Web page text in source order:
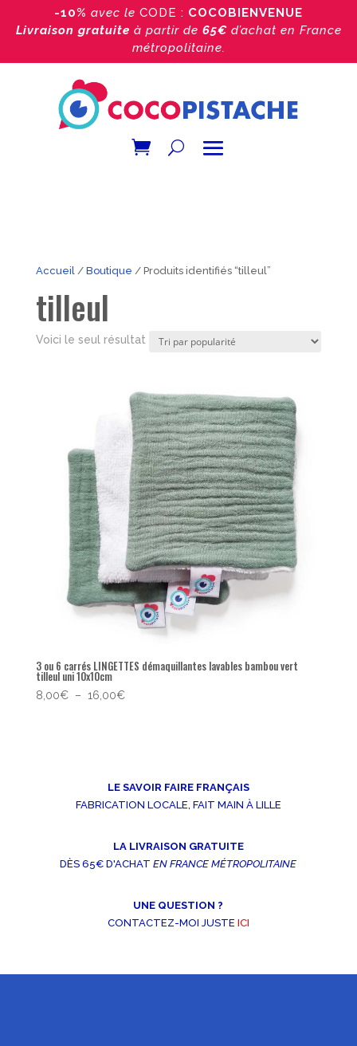
-10% avec le CODE : COCOBIENVENUE
Livraison gratuite à partir de 65€ d’achat en France
métropolitaine.
Accueil/ Boutique / Produits identifiés “tilleul”
tilleul
Voici le seul résultat
3 ou 6 carrés LINGETTES démaquillantes lavables bambou vert
tilleul uni 10x10cm
8,00€ – 16,00€Plage
16,00€
LE SAVOIR FAIRE FRANÇAIS
FABRICATION LOCALE, FAIT MAIN À LILLE
LA LIVRAISON GRATUITE
DÈS 65€ D'ACHATEN FRANCE MÉTROPOLITAINE
UNE QUESTION ?
CONTACTEZ-MOI JUSTE ICI